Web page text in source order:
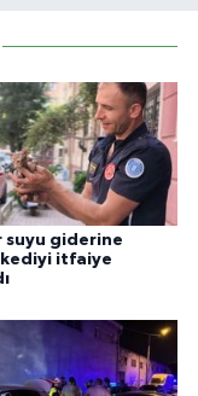
suyu giderine
kediyi itfaiye